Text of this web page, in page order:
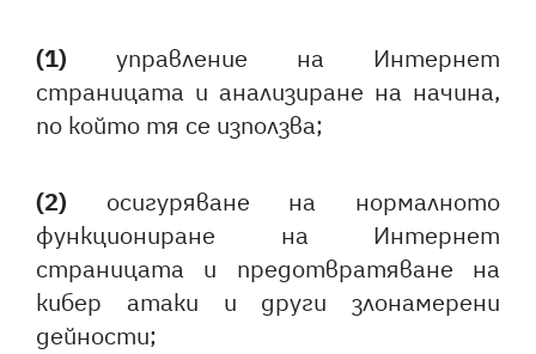
(1) управление на Интернет
страницата и анализиране на начина,
по който тя се използва;
(2) осигуряване на нормалното
функциониране на Интернет
страницата и предотвратяване на
кибер атаки и други злонамерени
дейности;